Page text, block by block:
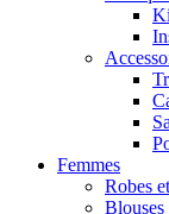
Femmes
Robes
Blouses